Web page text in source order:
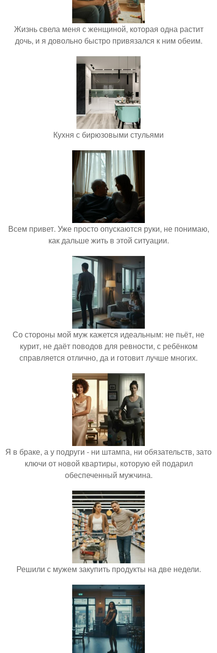
Жизнь свела меня с женщиной, которая одна растит
дочь, и я довольно быстро привязался к ним обеим.
Кухня с бирюзовыми стульями
Всем привет. Уже просто опускаются руки, не понимаю,
как дальше жить в этой ситуации.
Со стороны мой муж кажется идеальным: не пьёт, не
курит, не даёт поводов для ревности, с ребёнком
справляется отлично, да и готовит лучше многих.
Я в браке, а у подруги - ни штампа, ни обязательств, зато
ключи от новой квартиры, которую ей подарил
обеспеченный мужчина.
Решили с мужем закупить продукты на две недели.